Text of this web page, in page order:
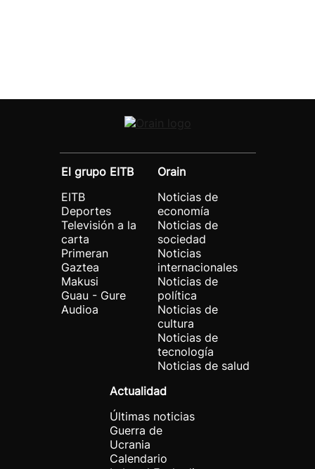
El grupo EITB
EITB
Deportes
Televisión a la
carta
Primeran
Gaztea
Makusi
Guau - Gure
Audioa
Orain
Noticias de
economía
Noticias de
sociedad
Noticias
internacionales
Noticias de
política
Noticias de
cultura
Noticias de
tecnología
Noticias de salud
Actualidad
Últimas noticias
Guerra de
Ucrania
Calendario